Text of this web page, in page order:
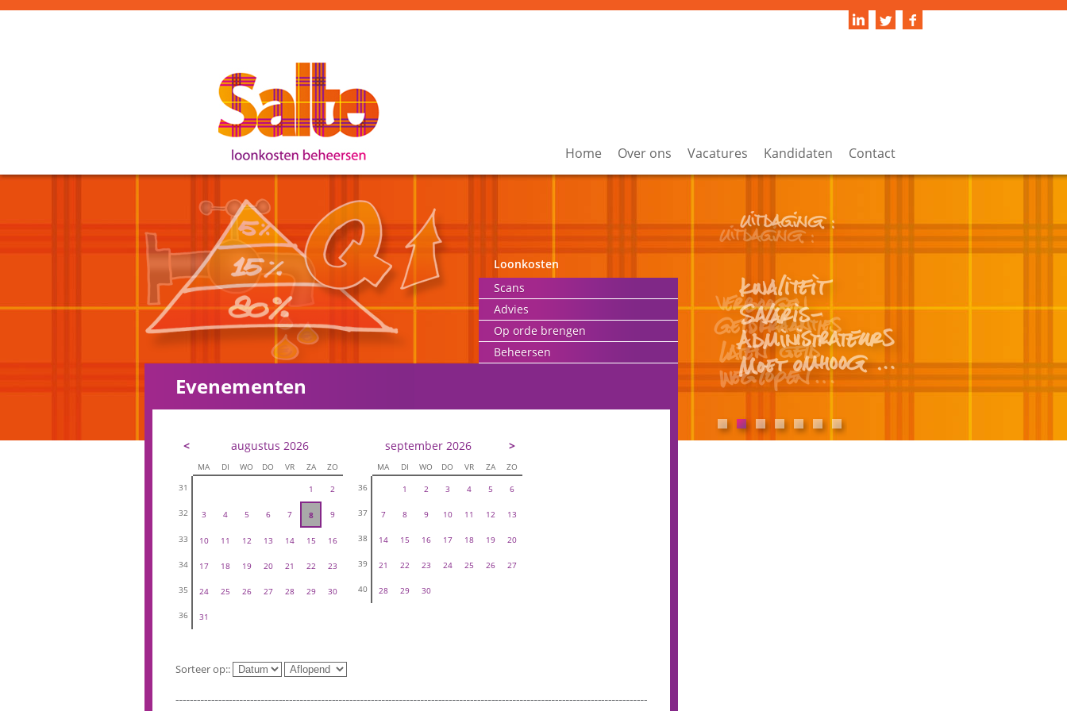
Home Over ons Vacatures Kandidaten Contact
Loonkosten
Scans
Advies
Op orde brengen
Beheersen
Evenementen
< augustus 2026
MA DI WO DO VR ZA
ZO
31
1 2
32 3 4 5 6 7 8 9
33 10 11 12 13 14 15 16
34 17 18 19 20 21 22 23
35 24 25 26 27 28 29 30
36 31
september 2026 >
MA DI WO DO VR ZA
ZO
36
1 2 3 4 5 6
37 7 8 9 10 11 12 13
38 14 15 16 17 18 19 20
39 21 22 23 24 25 26 27
40 28 29 30
Sorteer op::